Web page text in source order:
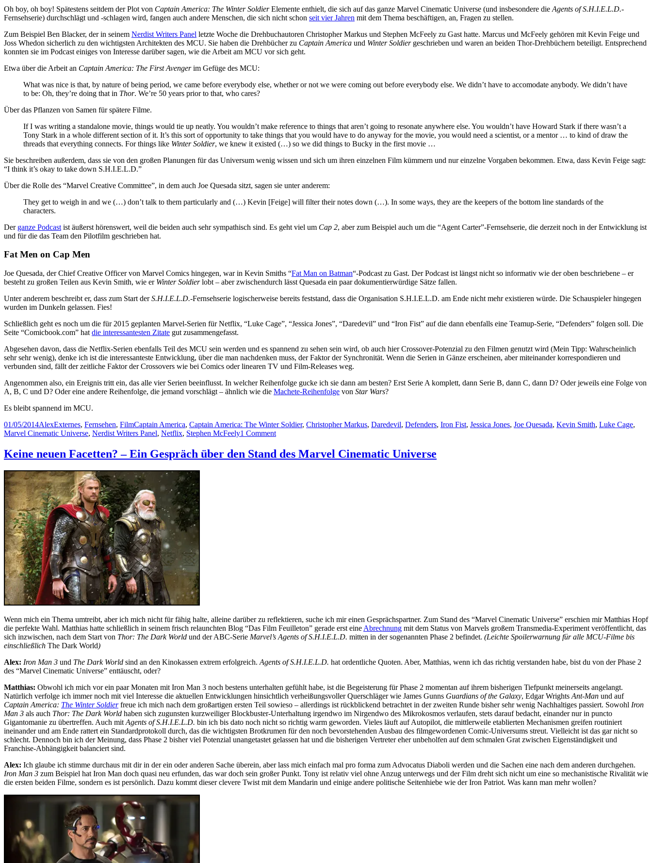
Oh boy, oh boy! Spätestens seitdem der Plot von Captain America: The Winter SoldierElemente enthielt, die sich auf das ganze Marvel Cinematic Universe (und insbesondere die Agents of S.H.I.E.L.D.-
Fernsehserie) durchschlägt und -schlagen wird, fangen auch andere Menschen, die sich nicht schon seit vier Jahren mit dem Thema beschäftigen, an, Fragen zu stellen.
Zum Beispiel Ben Blacker, der in seinem Nerdist Writers Panel letzte Woche die Drehbuchautoren Christopher Markus und Stephen McFeely zu Gast hatte. Marcus und McFeely gehören mit Kevin Feige und
Joss Whedon sicherlich zu den wichtigsten Architekten des MCU. Sie haben die Drehbücher zu Captain America und Winter Soldiergeschrieben und waren an beiden Thor-Drehbüchern beteiligt. Entsprechend
konnten sie im Podcast einiges von Interesse darüber sagen, wie die Arbeit am MCU vor sich geht.
Etwa über die Arbeit an Captain America: The First Avengerim Gefüge des MCU:
What was nice is that, by nature of being period, we came before everybody else, whether or not we were coming out before everybody else. We didn’t have to accomodate anybody. We didn’t have
to be: Oh, they’re doing that in Thor. We’re 50 years prior to that, who cares?
Über das Pflanzen von Samen für spätere Filme.
If I was writing a standalone movie, things would tie up neatly. You wouldn’t make reference to things that aren’t going to resonate anywhere else. You wouldn’t have Howard Stark if there wasn’t a
Tony Stark in a whole different section of it. It’s this sort of opportunity to take things that you would have to do anyway for the movie, you would need a scientist, or a mentor … to kind of draw the
threads that everything connects. For things like Winter Soldier, we knew it existed (…) so we did things to Bucky in the first movie …
Sie beschreiben außerdem, dass sie von den großen Planungen für das Universum wenig wissen und sich um ihren einzelnen Film kümmern und nur einzelne Vorgaben bekommen. Etwa, dass Kevin Feige sagt:
“I think it’s okay to take down S.H.I.E.L.D.”
Über die Rolle des “Marvel Creative Committee”, in dem auch Joe Quesada sitzt, sagen sie unter anderem:
They get to weigh in and we (…) don’t talk to them particularly and (…) Kevin [Feige] will filter their notes down (…). In some ways, they are the keepers of the bottom line standards of the
characters.
Der ganze Podcast ist äußerst hörenswert, weil die beiden auch sehr sympathisch sind. Es geht viel um Cap 2, aber zum Beispiel auch um die “Agent Carter”-Fernsehserie, die derzeit noch in der Entwicklung ist
und für die das Team den Pilotfilm geschrieben hat.
Fat Men on Cap Men
Joe Quesada, der Chief Creative Officer von Marvel Comics hingegen, war in Kevin Smiths “Fat Man on Batman“-Podcast zu Gast. Der Podcast ist längst nicht so informativ wie der oben beschriebene – er
besteht zu großen Teilen aus Kevin Smith, wie er Winter Soldierlobt – aber zwischendurch lässt Quesada ein paar dokumentierwürdige Sätze fallen.
Unter anderem beschreibt er, dass zum Start derS.H.I.E.L.D.-Fernsehserie logischerweise bereits feststand, dass die Organisation S.H.I.E.L.D. am Ende nicht mehr existieren würde. Die Schauspieler hingegen
wurden im Dunkeln gelassen. Fies!
Schließlich geht es noch um die für 2015 geplanten Marvel-Serien für Netflix, “Luke Cage”, “Jessica Jones”, “Daredevil” und “Iron Fist” auf die dann ebenfalls eine Teamup-Serie, “Defenders” folgen soll. Die
Seite “Comicbook.com” hat die interessantesten Zitate gut zusammengefasst.
Abgesehen davon, dass die Netflix-Serien ebenfalls Teil des MCU sein werden und es spannend zu sehen sein wird, ob auch hier Crossover-Potenzial zu den Filmen genutzt wird (Mein Tipp: Wahrscheinlich
sehr sehr wenig), denke ich ist die interessanteste Entwicklung, über die man nachdenken muss, der Faktor der Synchronität. Wenn die Serien in Gänze erscheinen, aber miteinander korrespondieren und
verbunden sind, fällt der zeitliche Faktor der Crossovers wie bei Comics oder linearen TV und Film-Releases weg.
Angenommen also, ein Ereignis tritt ein, das alle vier Serien beeinflusst. In welcher Reihenfolge gucke ich sie dann am besten? Erst Serie A komplett, dann Serie B, dann C, dann D? Oder jeweils eine Folge von
A, B, C und D? Oder eine andere Reihenfolge, die jemand vorschlägt – ähnlich wie die Machete-Reihenfolge von Star Wars?
Es bleibt spannend im MCU.
Posted
on
01/05/2014Author
AlexCategories
Externes, Fernsehen, FilmTags
Captain America, Captain America: The Winter Soldier, Christopher Markus, Daredevil, Defenders, Iron Fist, Jessica Jones, Joe Quesada, Kevin Smith, Luke Cage,
Marvel Cinematic Universe, Nerdist Writers Panel, Netflix, Stephen McFeely1 Commenton
Markus
&
Keine neuen Facetten? – Ein Gespräch über den Stand des Marvel Cinematic Universe
Wenn mich ein Thema umtreibt, aber ich mich nicht für fähig halte, alleine darüber zu reflektieren, suche ich mir einen Gesprächspartner. Zum Stand des “Marvel Cinematic Universe” erschien mir Matthias Hopf
die perfekte Wahl. Matthias hatte schließlich in seinem frisch relaunchten Blog “Das Film Feuilleton” gerade erst eine Abrechnung mit dem Status von Marvels großem Transmedia-Experiment veröffentlicht, das
sich inzwischen, nach dem Start von Thor: The Dark World und der ABC-Serie Marvel’s Agents of S.H.I.E.L.D. mitten in der sogenannten Phase 2 befindet. (Leichte Spoilerwarnung für alle MCU-Filme bis
einschließlich The Dark World)
Alex: Iron Man 3 und The Dark World sind an den Kinokassen extrem erfolgreich. Agents of S.H.I.E.L.D. hat ordentliche Quoten. Aber, Matthias, wenn ich das richtig verstanden habe, bist du von der Phase 2
des “Marvel Cinematic Universe” enttäuscht, oder?
Matthias: Obwohl ich mich vor ein paar Monaten mit Iron Man 3 noch bestens unterhalten gefühlt habe, ist die Begeisterung für Phase 2 momentan auf ihrem bisherigen Tiefpunkt meinerseits angelangt.
Natürlich verfolge ich immer noch mit viel Interesse die aktuellen Entwicklungen hinsichtlich verheißungsvoller Querschläger wie James Gunns Guardians of the Galaxy, Edgar Wrights Ant-Man und auf
Captain America: The Winter Soldierfreue ich mich nach dem großartigen ersten Teil sowieso – allerdings ist rückblickend betrachtet in der zweiten Runde bisher sehr wenig Nachhaltiges passiert. Sowohl Iron
Man 3 als auch Thor: The Dark World haben sich zugunsten kurzweiliger Blockbuster-Unterhaltung irgendwo im Nirgendwo des Mikrokosmos verlaufen, stets darauf bedacht, einander nur in puncto
Gigantomanie zu übertreffen. Auch mit Agents of S.H.I.E.L.D. bin ich bis dato noch nicht so richtig warm geworden. Vieles läuft auf Autopilot, die mittlerweile etablierten Mechanismen greifen routiniert
ineinander und am Ende rattert ein Standardprotokoll durch, das die wichtigsten Brotkrumen für den noch bevorstehenden Ausbau des filmgewordenen Comic-Universums streut. Vielleicht ist das gar nicht so
schlecht. Dennoch bin ich der Meinung, dass Phase 2 bisher viel Potenzial unangetastet gelassen hat und die bisherigen Vertreter eher unbeholfen auf dem schmalen Grat zwischen Eigenständigkeit und
Franchise-Abhängigkeit balanciert sind.
Alex: Ich glaube ich stimme durchaus mit dir in der ein oder anderen Sache überein, aber lass mich einfach mal pro forma zum Advocatus Diaboli werden und die Sachen eine nach dem anderen durchgehen.
Iron Man 3 zum Beispiel hat Iron Man doch quasi neu erfunden, das war doch sein großer Punkt. Tony ist relativ viel ohne Anzug unterwegs und der Film dreht sich nicht um eine so mechanistische Rivalität wie
die ersten beiden Filme, sondern es ist persönlich. Dazu kommt dieser clevere Twist mit dem Mandarin und einige andere politische Seitenhiebe wie der Iron Patriot. Was kann man mehr wollen?